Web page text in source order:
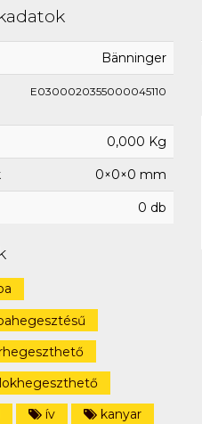
Bänninger
E0300020355000045110
0,000 Kg
0×0×0 mm
0 db
ív
kanyar